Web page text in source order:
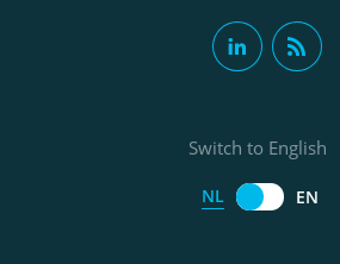
Switch to English
NL EN